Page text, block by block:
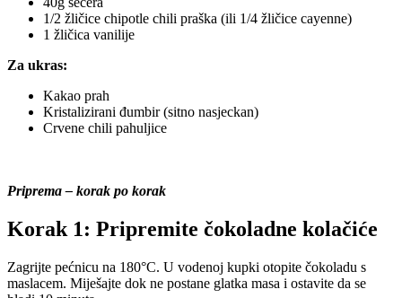
1/2 žličice chipotle chili praška (ili 1/4 žličice cayenne)
1 žličica vanilije
Za ukras:
Kakao prah
Kristalizirani đumbir (sitno nasjeckan)
Crvene chili pahuljice
Priprema – korak po korak
Korak 1: Pripremite čokoladne kolačiće
Zagrijte pećnicu na 180°C. U vodenoj kupki otopite čokoladu s
maslacem. Miješajte dok ne postane glatka masa i ostavite da se